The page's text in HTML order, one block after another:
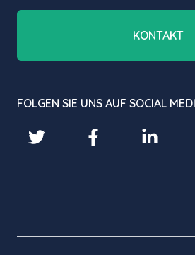
KONTAKT
FOLGEN SIE UNS AUF SOCIAL